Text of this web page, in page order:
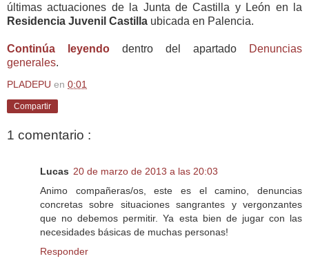
últimas actuaciones de la Junta de Castilla y León en la
Residencia Juvenil Castilla ubicada en Palencia.
Continúa leyendo dentro del apartado
Denuncias
generales.
PLADEPU en 0:01
Compartir
1 comentario :
Lucas 20 de marzo de 2013 a las 20:03
Animo compañeras/os, este es el camino, denuncias
concretas sobre situaciones sangrantes y vergonzantes
que no debemos permitir. Ya esta bien de jugar con las
necesidades básicas de muchas personas!
Responder